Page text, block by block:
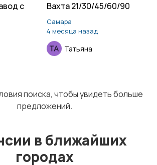
с
Вахта 21/30/45/60/90
Самара
4 месяца назад
Татьяна
поиска, чтобы увидеть больше
предложений.
в ближайших
городах